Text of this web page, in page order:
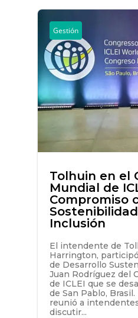
Gestión
Tolhuin en el
Mundial de
Compromiso
Inclusión
El intendente de
Harrington,
de Desarrollo
Juan Rodríguez del
de ICLEI que se
de San Pablo,
reunió a
discutir...